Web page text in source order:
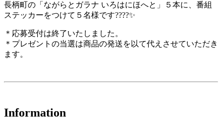
長柄町の「ながらとガラナ いろはにほへと」５本に、番組
ステッカーをつけて５名様です????✨
＊応募受付は終了いたしました。
＊プレゼントの当選は商品の発送を以て代えさせていただき
ます。
Information